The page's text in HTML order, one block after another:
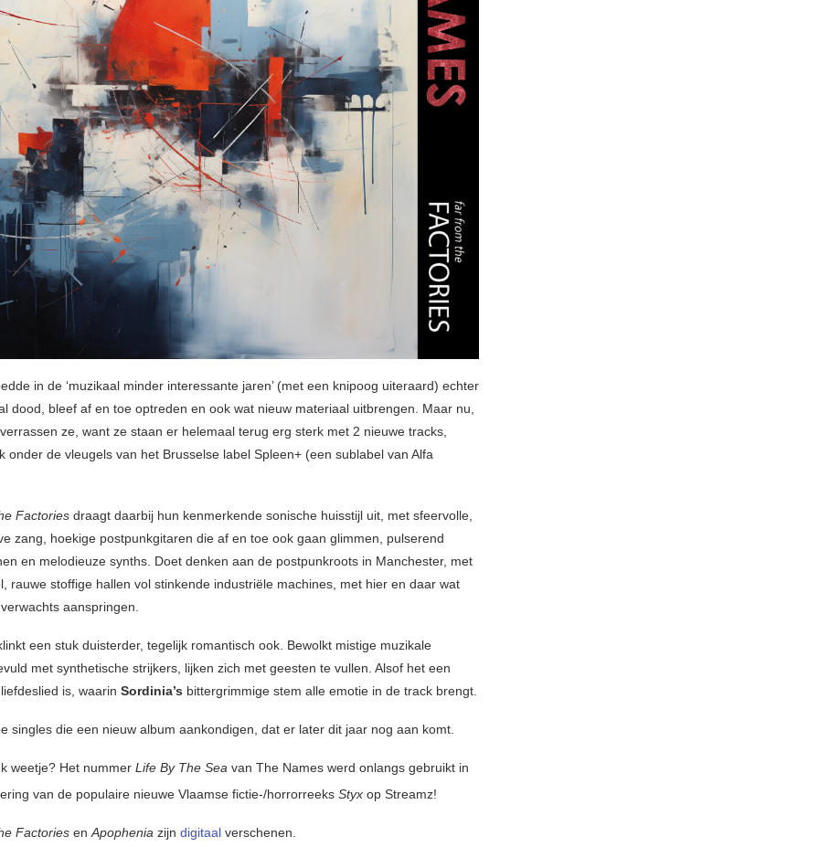
in de ‘muzikaal minder interessante jaren’ (met een knipoog uiteraard) echter
dood, bleef af en toe optreden en ook wat nieuw materiaal uitbrengen. Maar nu,
ze, want ze staan er helemaal terug erg sterk met 2 nieuwe tracks,
onder de vleugels van het Brusselse label Spleen+ (een sublabel van Alfa
Factories draagt daarbij hun kenmerkende sonische huisstijl uit, met sfeervolle,
zang, hoekige postpunkgitaren die af en toe ook gaan glimmen, pulserend
en melodieuze synths. Doet denken aan de postpunkroots in Manchester, met
rauwe stoffige hallen vol stinkende industriële machines, met hier en daar wat
aanspringen.
een stuk duisterder, tegelijk romantisch ook. Bewolkt mistige muzikale
met synthetische strijkers, lijken zich met geesten te vullen. Alsof het een
is, waarin Sordinia’s bittergrimmige stem alle emotie in de track brengt.
singles die een nieuw album aankondigen, dat er later dit jaar nog aan komt.
weetje? Het nummer Life By The Sea van The Names werd onlangs gebruikt in
van de populaire nieuwe Vlaamse fictie-/horrorreeks Styx op Streamz!
Factories en Apophenia zijn digitaal verschenen.